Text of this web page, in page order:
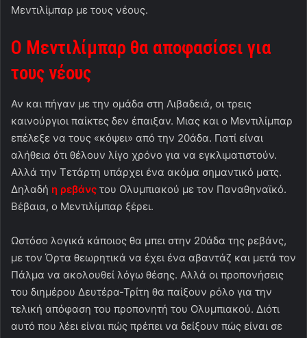
Μεντιλίμπαρ με τους νέους.
Ο Μεντιλίμπαρ θα αποφασίσει για
τους νέους
Αν και πήγαν με την ομάδα στη Λιβαδειά, οι τρεις
καινούργιοι παίκτες δεν έπαιξαν. Μιας και ο Μεντιλίμπαρ
επέλεξε να τους «κόψει» από την 20άδα. Γιατί είναι
αλήθεια ότι θέλουν λίγο χρόνο για να εγκλιματιστούν.
Αλλά την Τετάρτη υπάρχει ένα ακόμα σημαντικό ματς.
Δηλαδή η ρεβάνς του Ολυμπιακού με τον Παναθηναϊκό.
Βέβαια, ο Μεντιλίμπαρ ξέρει.
Ωστόσο λογικά κάποιος θα μπει στην 20άδα της ρεβάνς,
με τον Όρτα θεωρητικά να έχει ένα αβαντάζ και μετά τον
Πάλμα να ακολουθεί λόγω θέσης. Αλλά οι προπονήσεις
του διημέρου Δευτέρα-Τρίτη θα παίξουν ρόλο για την
τελική απόφαση του προπονητή του Ολυμπιακού. Διότι
αυτό που λέει είναι πώς πρέπει να δείξουν πώς είναι σε